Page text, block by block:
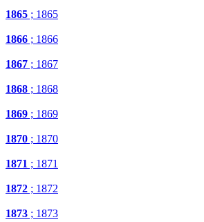
1865 ; 1865
1866 ; 1866
1867 ; 1867
1868 ; 1868
1869 ; 1869
1870 ; 1870
1871 ; 1871
1872 ; 1872
1873 ; 1873